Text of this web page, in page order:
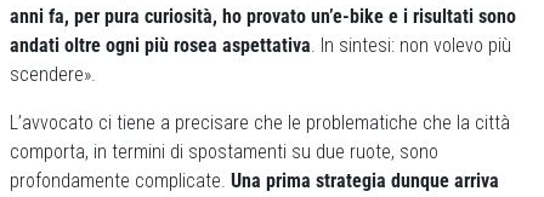
anni fa, per pura curiosità, ho provato un’e-bike e i risultati sono
andati oltre ogni più rosea aspettativa. In sintesi: non volevo più
scendere».
L’avvocato ci tiene a precisare che le problematiche che la città
comporta, in termini di spostamenti su due ruote, sono
profondamente complicate. Una prima strategia dunque arriva